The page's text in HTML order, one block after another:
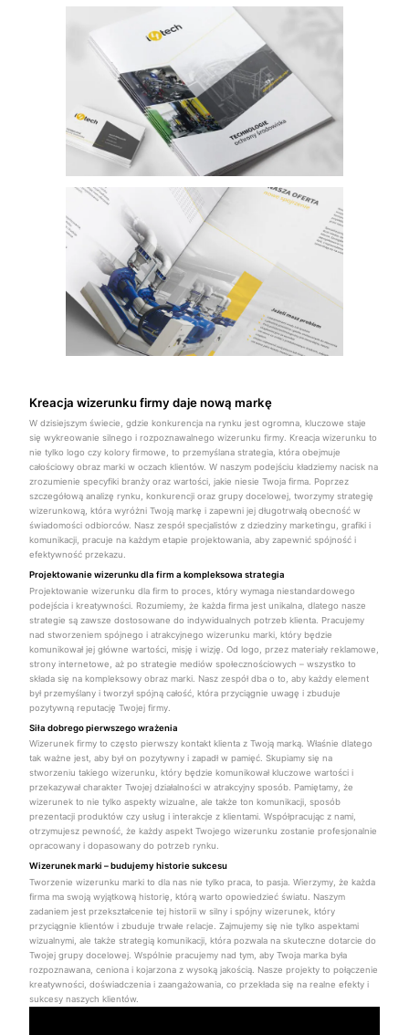
Kreacja wizerunku firmy daje nową markę
W dzisiejszym świecie, gdzie konkurencja na rynku jest ogromna, kluczowe staje
się wykreowanie silnego i rozpoznawalnego wizerunku firmy. Kreacja wizerunku to
nie tylko logo czy kolory firmowe, to przemyślana strategia, która obejmuje
całościowy obraz marki w oczach klientów. W naszym podejściu kładziemy nacisk na
zrozumienie specyfiki branży oraz wartości, jakie niesie Twoja firma. Poprzez
szczegółową analizę rynku, konkurencji oraz grupy docelowej, tworzymy strategię
wizerunkową, która wyróżni Twoją markę i zapewni jej długotrwałą obecność w
świadomości odbiorców. Nasz zespół specjalistów z dziedziny marketingu, grafiki i
komunikacji, pracuje na każdym etapie projektowania, aby zapewnić spójność i
efektywność przekazu.
Projektowanie wizerunku dla firm a kompleksowa strategia
Projektowanie wizerunku dla firm to proces, który wymaga niestandardowego
podejścia i kreatywności. Rozumiemy, że każda firma jest unikalna, dlatego nasze
strategie są zawsze dostosowane do indywidualnych potrzeb klienta. Pracujemy
nad stworzeniem spójnego i atrakcyjnego wizerunku marki, który będzie
komunikował jej główne wartości, misję i wizję. Od logo, przez materiały reklamowe,
strony internetowe, aż po strategie mediów społecznościowych – wszystko to
składa się na kompleksowy obraz marki. Nasz zespół dba o to, aby każdy element
był przemyślany i tworzył spójną całość, która przyciągnie uwagę i zbuduje
pozytywną reputację Twojej firmy.
Siła dobrego pierwszego wrażenia
Wizerunek firmy to często pierwszy kontakt klienta z Twoją marką. Właśnie dlatego
tak ważne jest, aby był on pozytywny i zapadł w pamięć. Skupiamy się na
stworzeniu takiego wizerunku, który będzie komunikował kluczowe wartości i
przekazywał charakter Twojej działalności w atrakcyjny sposób. Pamiętamy, że
wizerunek to nie tylko aspekty wizualne, ale także ton komunikacji, sposób
prezentacji produktów czy usług i interakcje z klientami. Współpracując z nami,
otrzymujesz pewność, że każdy aspekt Twojego wizerunku zostanie profesjonalnie
opracowany i dopasowany do potrzeb rynku.
Wizerunek marki – budujemy historie sukcesu
Tworzenie wizerunku marki to dla nas nie tylko praca, to pasja. Wierzymy, że każda
firma ma swoją wyjątkową historię, którą warto opowiedzieć światu. Naszym
zadaniem jest przekształcenie tej historii w silny i spójny wizerunek, który
przyciągnie klientów i zbuduje trwałe relacje. Zajmujemy się nie tylko aspektami
wizualnymi, ale także strategią komunikacji, która pozwala na skuteczne dotarcie do
Twojej grupy docelowej. Wspólnie pracujemy nad tym, aby Twoja marka była
rozpoznawana, ceniona i kojarzona z wysoką jakością. Nasze projekty to połączenie
kreatywności, doświadczenia i zaangażowania, co przekłada się na realne efekty i
sukcesy naszych klientów.